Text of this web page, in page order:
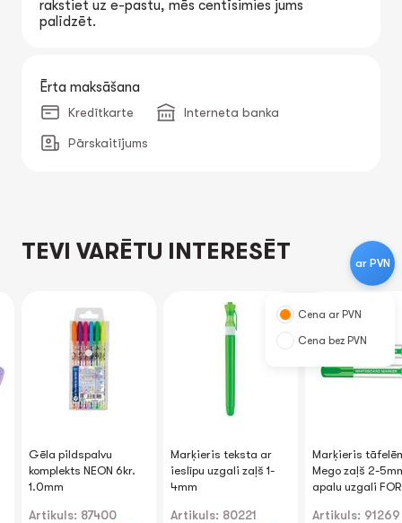
rakstiet uz e-pastu, mēs centīsimies jums
palīdzēt.
Ērta maksāšana
Kredītkarte Interneta banka
Pārskaitījums
TEVI VARĒTU INTERESĒT
Gēla pildspalvu
komplekts NEON 6kr.
1.0mm
Artikuls: 87400
Marķieris teksta ar
ieslīpu uzgali zaļš 1-
4mm
Artikuls: 80221
Marķieris
Mego zaļš 2-
apaІu uzgali
Artikuls: 91269
ar PVN
Cena ar PVN
Cena bez PVN